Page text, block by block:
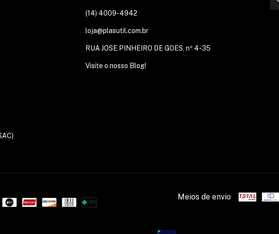
(14) 4009-4942
loja@plasutil.com.br
RUA JOSE PINHEIRO DE GOES, nº 4-35
Visite o nosso Blog!
Meios de envio